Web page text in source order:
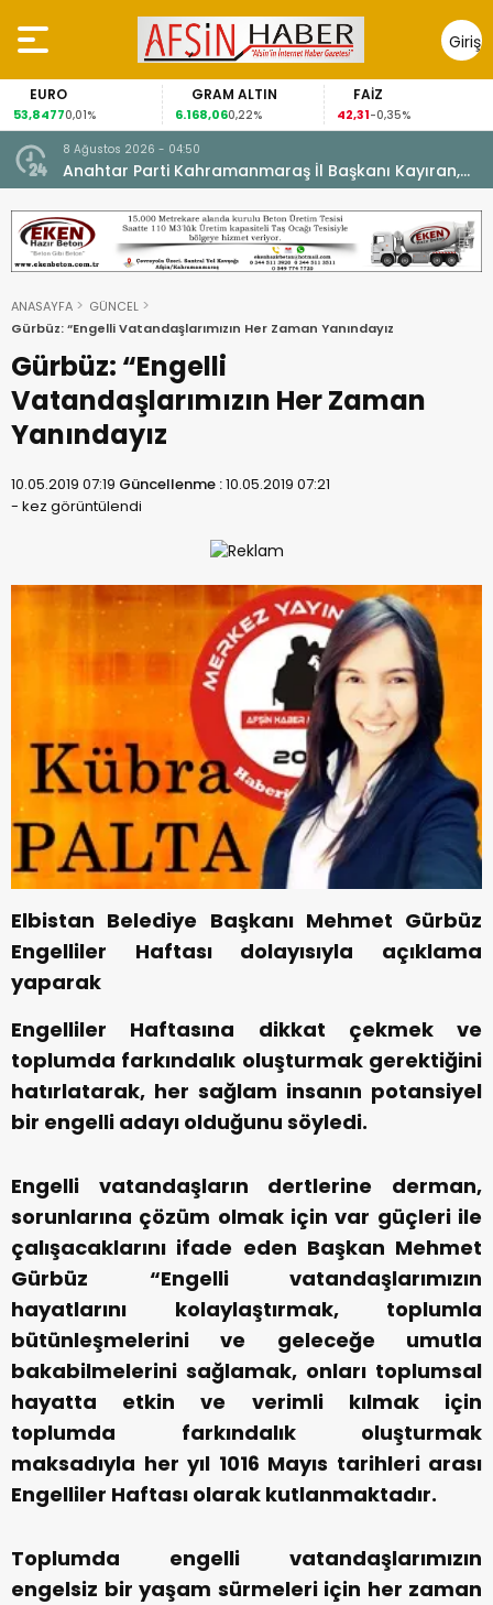
Giriş
Yap
EURO
53,84770,01%
GRAM ALTIN
6.168,060,22%
FAİZ
42,31-0,35%
8 Ağustos 2026 - 04:50
Anahtar Parti Kahramanmaraş İl Başkanı Kayıran,
Afşin Teşkilatı ile buluştu.
ANASAYFA
GÜNCEL
Gürbüz: “Engelli Vatandaşlarımızın Her Zaman Yanındayız
Gürbüz: “Engelli
Vatandaşlarımızın Her Zaman
Yanındayız
10.05.2019 07:19 Güncellenme :10.05.2019 07:21
- kez görüntülendi
Elbistan Belediye Başkanı Mehmet Gürbüz
Engelliler Haftası dolayısıyla açıklama
yaparak
Engelliler Haftasına dikkat çekmek ve
toplumda farkındalık oluşturmak gerektiğini
hatırlatarak, her sağlam insanın potansiyel
bir engelli adayı olduğunu söyledi.
Engelli vatandaşların dertlerine derman,
sorunlarına çözüm olmak için var güçleri ile
çalışacaklarını ifade eden Başkan Mehmet
Gürbüz “Engelli vatandaşlarımızın
hayatlarını kolaylaştırmak, toplumla
bütünleşmelerini ve geleceğe umutla
bakabilmelerini sağlamak, onları toplumsal
hayatta etkin ve verimli kılmak için
toplumda farkındalık oluşturmak
maksadıyla her yıl 1016 Mayıs tarihleri arası
Engelliler Haftası olarak kutlanmaktadır.
Toplumda engelli vatandaşlarımızın
engelsiz bir yaşam sürmeleri için her zaman